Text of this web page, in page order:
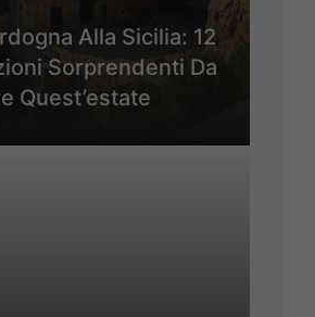
Alla Sicilia: 12
Sorprendenti Da
Quest’estate